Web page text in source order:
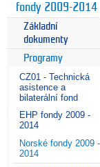
fondy 2009-2014
Základní
dokumenty
Programy
CZ01 - Technická
asistence a
bilaterální fond
EHP fondy 2009 -
2014
Norské fondy 2009 -
2014